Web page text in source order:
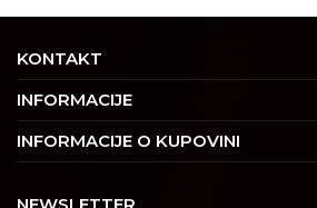
KONTAKT
Adresa
Trgovačka 7/2, Čukarica
11030 Beograd, Srbija
INFORMACIJE
O nama
INFORMACIJE O KUPOVINI